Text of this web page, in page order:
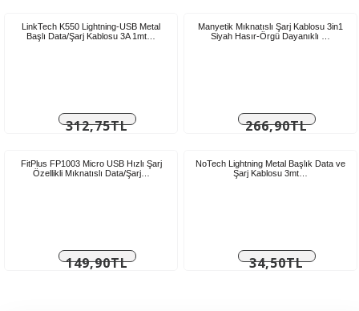
249,92TL
193,50TL
LinkTech K550 Lightning-USB Metal
Başlı Data/Şarj Kablosu 3A 1mt…
312,75TL
260,63TL
Manyetik Mıknatıslı Şarj Kablosu 3in1
Siyah Hasır-Örgü Dayanıklı …
266,90TL
222,42TL
FitPlus FP1003 Micro USB Hızlı Şarj
Özellikli Mıknatıslı Data/Şarj…
149,90TL
NoTech Lightning Metal Başlık Data ve
Şarj Kablosu 3mt…
34,50TL